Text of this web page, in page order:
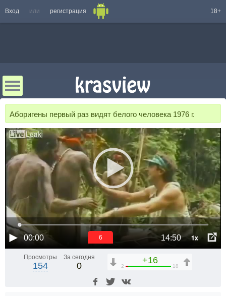
Вход или регистрация 18+
Аборигены первый раз видят белого человека 1976 г.
00:00 14:50 1x
6
Просмотры
154
За сегодня
0
+16
2 18